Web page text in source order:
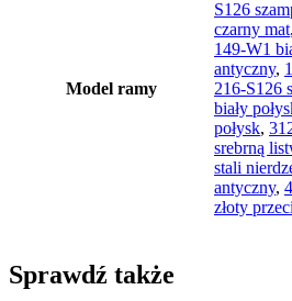
Model ramy
S126
czarny mat,
149-W1
antyczny,
216-S126
biały
połysk,
srebrną
stali
antyczny,
złoty
Sprawdź także